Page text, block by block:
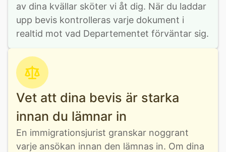
av dina kvällar sköter vi åt dig. När du laddar
upp bevis kontrolleras varje dokument i
realtid mot vad Departementet förväntar sig.
Vet att dina bevis är starka
innan du lämnar in
En immigrationsjurist granskar noggrant
varje ansökan innan den lämnas in. Om dina